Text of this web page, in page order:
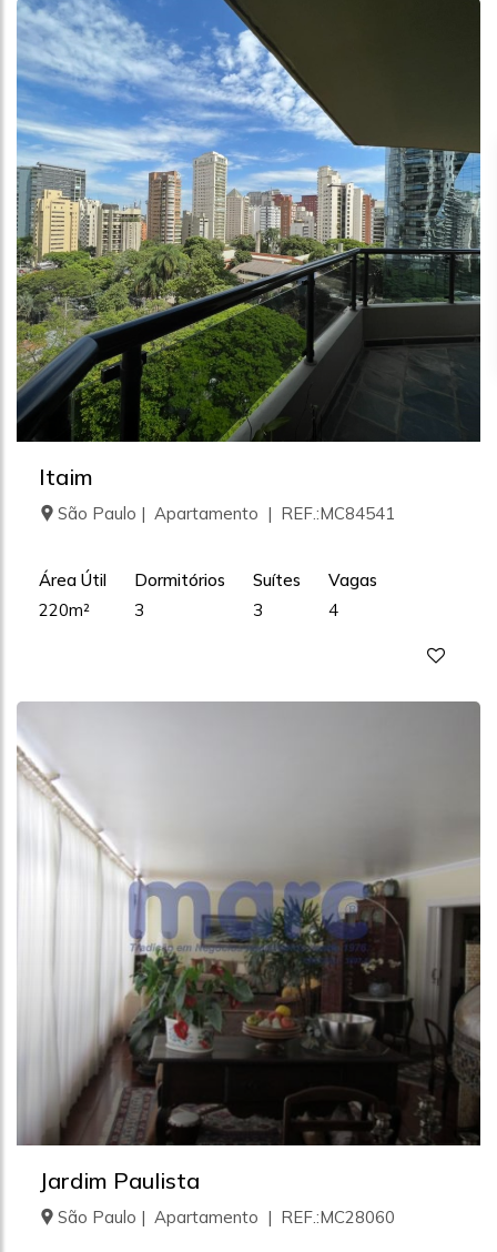
Itaim
São Paulo | Apartamento | REF.:MC84541
Área Útil
220m²
Dormitórios
3
Suítes
3
Vagas
4
Jardim Paulista
São Paulo | Apartamento | REF.:MC28060